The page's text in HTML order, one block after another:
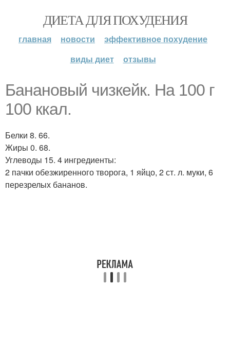
ДИЕТА ДЛЯ ПОХУДЕНИЯ
главная новости
эффективное похудение
виды диет
отзывы
Банановый чизкейк. На 100 г
100 ккал.
Белки 8. 66.
Жиры 0. 68.
Углеводы 15. 4 ингредиенты:
2 пачки обезжиренного творога, 1 яйцо, 2 ст. л. муки, 6
перезрелых бананов.